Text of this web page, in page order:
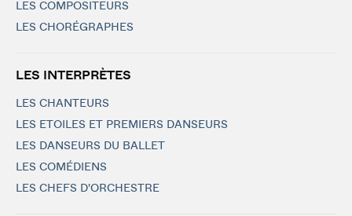
LES COMPOSITEURS
LES CHORÉGRAPHES
LES INTERPRÈTES
LES CHANTEURS
LES ETOILES ET PREMIERS DANSEURS
LES DANSEURS DU BALLET
LES COMÉDIENS
LES CHEFS D'ORCHESTRE